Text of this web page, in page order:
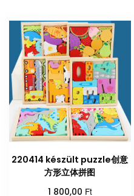
220414 készült puzzle创意
方形立体拼图
1 800,00 Ft